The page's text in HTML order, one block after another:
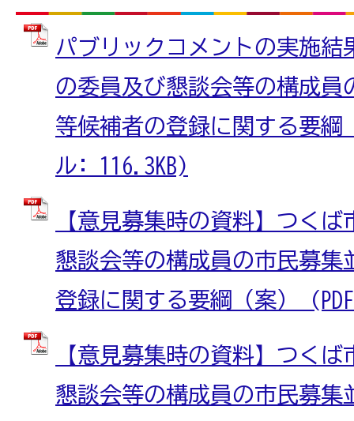
パブリックコメントの実施結
の委員及び懇談会等の構成員
等候補者の登録に関する要綱
ル: 116.3KB)
【意見募集時の資料】つく
懇談会等の構成員の市民募集
登録に関する要綱（案）
【意見募集時の資料】つく
懇談会等の構成員の市民募集